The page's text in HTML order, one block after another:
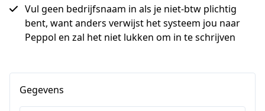
Vul geen bedrijfsnaam in als je niet-btw plichtig
bent, want anders verwijst het systeem jou naar
Peppol en zal het niet lukken om in te schrijven
Gegevens